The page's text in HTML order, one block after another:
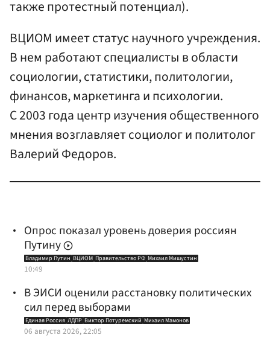
также протестный потенциал).
ВЦИОМ имеет статус научного учреждения.
В нем работают специалисты в области
социологии, статистики, политологии,
финансов, маркетинга и психологии.
С 2003 года центр изучения общественного
мнения возглавляет социолог и политолог
Валерий Федоров.
Опрос показал уровень доверия россиян
Путину
Владимир Путин ВЦИОМ Правительство РФ Михаил Мишустин
10:49
В ЭИСИ оценили расстановку политических
сил перед выборами
Единая Россия ЛДПР Виктор Потуремский Михаил Мамонов
06 августа 2026, 22:05